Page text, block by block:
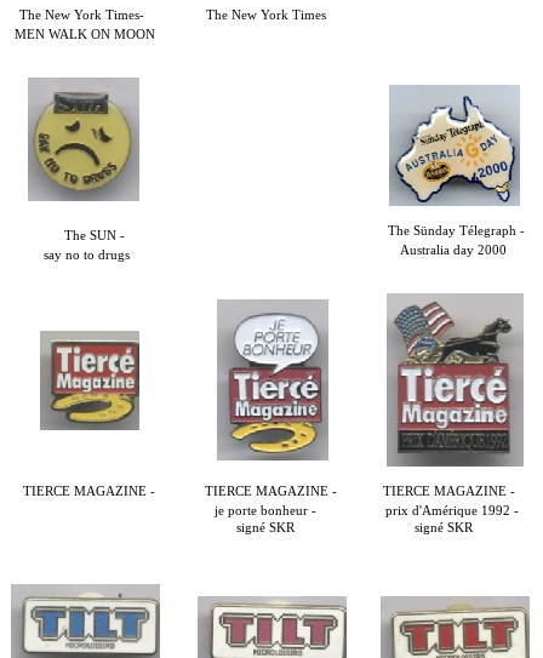
TIERCE MAGAZINE -
TIERCE MAGAZINE -
je porte bonheur -
signé SKR
TIERCE MAGAZINE -
prix d'Amérique 1992 -
signé SKR
The SUN -
say no to drugs
The New York Times
The Sünday Télegraph -
Australia day 2000
The New York Times-
MEN WALK ON MOON